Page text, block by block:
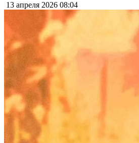
13 апреля 2026 08:04